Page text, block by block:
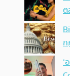
ต
ก
‘